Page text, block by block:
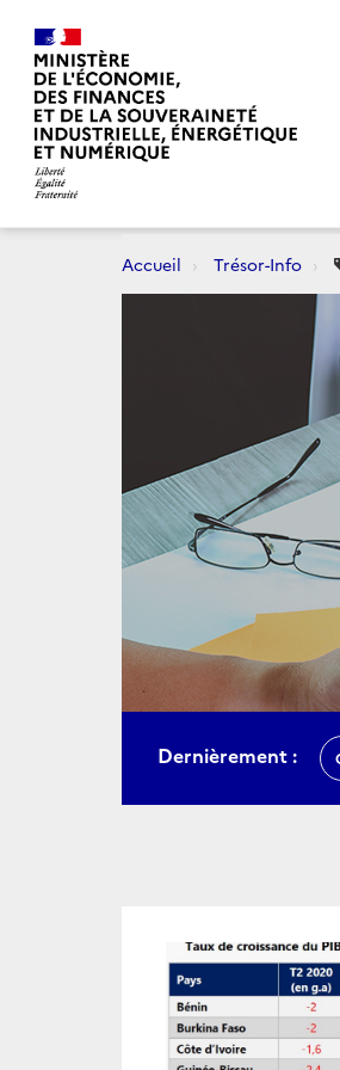
Accueil Trésor-Info
Dernièrement :